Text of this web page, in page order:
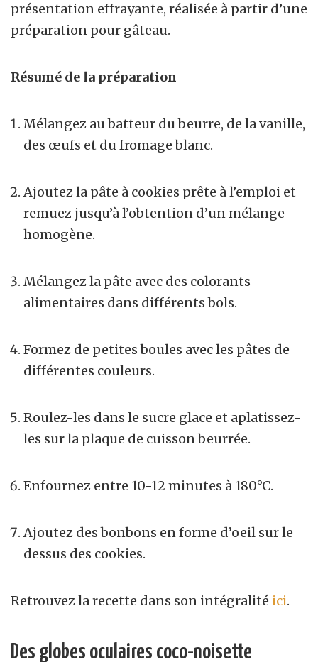
présentation effrayante, réalisée à partir d’une
préparation pour gâteau.
Résumé de la préparation
Mélangez au batteur du beurre, de la vanille,
des œufs et du fromage blanc.
Ajoutez la pâte à cookies prête à l’emploi et
remuez jusqu’à l’obtention d’un mélange
homogène.
Mélangez la pâte avec des colorants
alimentaires dans différents bols.
Formez de petites boules avec les pâtes de
différentes couleurs.
Roulez-les dans le sucre glace et aplatissez-
les sur la plaque de cuisson beurrée.
Enfournez entre 10-12 minutes à 180°C.
Ajoutez des bonbons en forme d’oeil sur le
dessus des cookies.
Retrouvez la recette dans son intégralité ici.
Des globes oculaires coco-noisette